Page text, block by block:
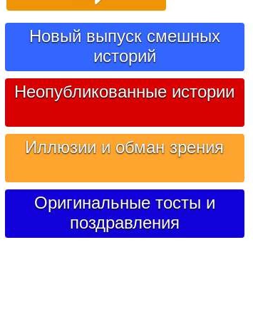
Новый выпуск смешных
историй
Неопубликованные истории
Иллюзии и обман зрения
Оригинальные тосты и
поздравления